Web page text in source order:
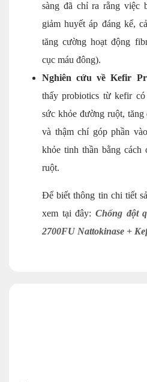
sàng đã chỉ ra rằng việc
giảm huyết áp đáng kể,
tăng cường hoạt động
cục máu đông).
Nghiên cứu về Kefir
thấy probiotics từ kefir
sức khỏe đường ruột,
và thậm chí góp phần
khỏe tinh thần bằng cách
ruột.
Để biết thông tin chi tiết
xem tại đây: Chống đột
2700FU Nattokinase +